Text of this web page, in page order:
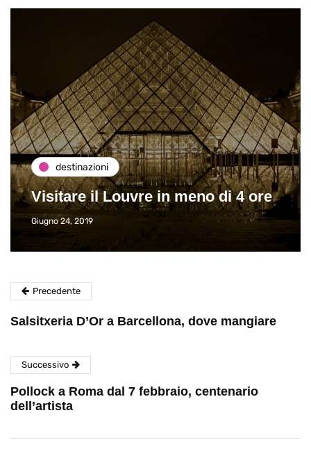
destinazioni
Visitare il Louvre in meno di 4 ore
Giugno 24, 2019
Precedente
Salsitxeria D’Or a Barcellona, dove mangiare
Successivo
Pollock a Roma dal 7 febbraio, centenario
dell’artista